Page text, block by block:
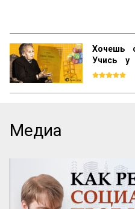
Хочешь
Учись у
можно
только
Медиа